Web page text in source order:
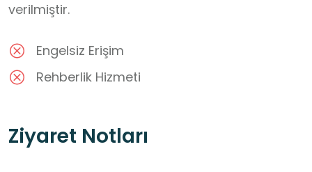
verilmiştir.
Engelsiz Erişim
Rehberlik Hizmeti
Ziyaret Notları